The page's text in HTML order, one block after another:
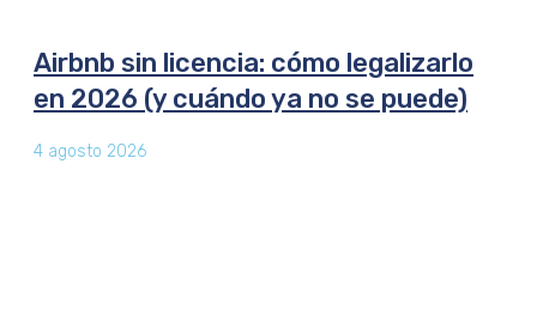
Airbnb sin licencia: cómo legalizarlo
en 2026 (y cuándo ya no se puede)
4 agosto 2026